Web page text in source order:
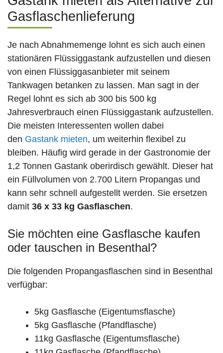
Gasflaschenlieferung
Je nach Abnahmemenge lohnt es sich auch einen
stationären Flüssiggastank aufzustellen und diesen
von einen Flüssiggasanbieter mit seinem
Tankwagen betanken zu lassen. Man sagt in der
Regel lohnt es sich ab 300 bis 500 kg
Jahresverbrauch einen Flüssiggastank aufzustellen.
Die meisten Interessenten wollen dabei
den Gastank mieten, um weiterhin flexibel zu
bleiben. Häufig wird gerade in der Gastronomie der
1,2 Tonnen Gastank oberirdisch gewählt. Dieser hat
ein Füllvolumen von 2.700 Litern Propangas und
kann sehr schnell aufgestellt werden. Sie ersetzen
damit 36 x 33 kg Gasflaschen.
Sie möchten eine Gasflasche kaufen
oder tauschen in Besenthal?
Die folgenden Propangasflaschen sind in Besenthal
verfügbar:
5kg Gasflasche (Eigentumsflasche)
5kg Gasflasche (Pfandflasche)
11kg Gasflasche (Eigentumsflasche)